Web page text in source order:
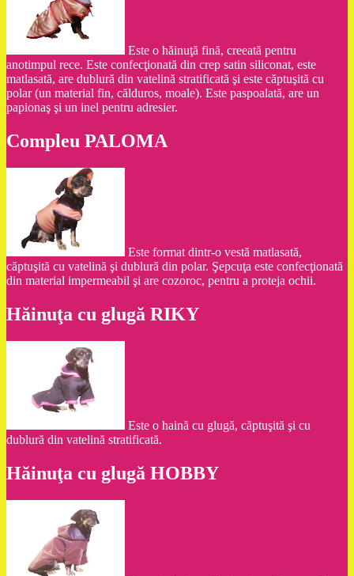
Este o hăinuţă fină, creeată pentru
anotimpul rece. Este confecţionată din crep satin siliconat, este
matlasată, are dublură din vatelină stratificată şi este căptuşită cu
polar (un material fin, călduros, moale). Este paspoalată, are un
papionaş şi un inel pentru adresier.
Compleu PALOMA
Este format dintr-o vestă matlasată,
căptuşită cu vatelină şi dublură din polar. Şepcuţa este confecţionată
din material impermeabil şi are cozoroc, pentru a proteja ochii.
Hăinuţa cu glugă RIKY
Este o haină cu glugă, căptuşită şi cu
dublură din vatelină stratificată.
Hăinuţa cu glugă HOBBY